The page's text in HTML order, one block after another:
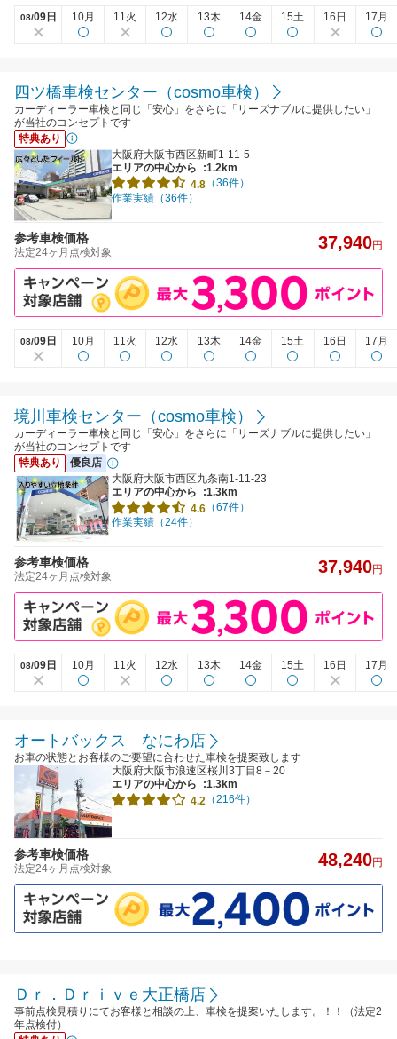
08/09日 10月 11火 12水 13木 14金 15土 16日 17月
四ツ橋車検センター（cosmo車検）
カーディーラー車検と同じ「安心」をさらに「リーズナブルに提供したい」
が当社のコンセプトです
特典あり
大阪府大阪市西区新町1-11-5
エリアの中心から
:1.2km
4.8 （36件）
作業実績（36件）
参考車検価格
法定24ヶ月点検対象 37,940円
08/09日 10月 11火 12水 13木 14金 15土 16日 17月
境川車検センター（cosmo車検）
カーディーラー車検と同じ「安心」をさらに「リーズナブルに提供したい」
が当社のコンセプトです
特典あり
優良店
大阪府大阪市西区九条南1-11-23
エリアの中心から
:1.3km
4.6 （67件）
作業実績（24件）
参考車検価格
法定24ヶ月点検対象 37,940円
08/09日 10月 11火 12水 13木 14金 15土 16日 17月
オートバックス なにわ店
お車の状態とお客様のご要望に合わせた車検を提案致します
大阪府大阪市浪速区桜川3丁目8－20
エリアの中心から
:1.3km
4.2 （216件）
参考車検価格
法定24ヶ月点検対象 48,240円
Ｄｒ．Ｄｒｉｖｅ大正橋店
事前点検見積りにてお客様と相談の上、車検を提案いたします。！！（法定2
年点検付）